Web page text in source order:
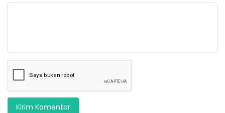
Kirim Komentar